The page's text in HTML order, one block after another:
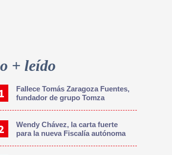
+ leído
Fallece Tomás Zaragoza Fuentes,
fundador de grupo Tomza
Wendy Chávez, la carta fuerte
para la nueva Fiscalía autónoma